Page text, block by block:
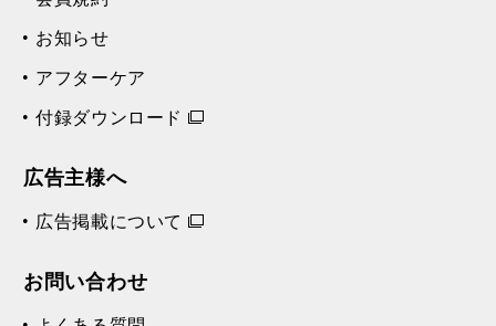
お知らせ
アフターケア
付録ダウンロード
広告主様へ
広告掲載について
お問い合わせ